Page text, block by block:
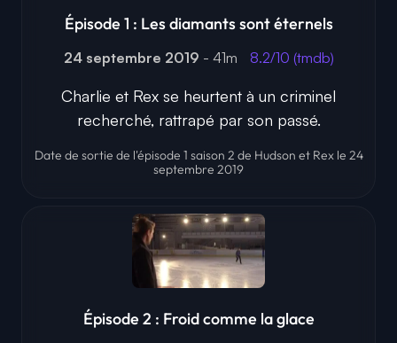
Épisode 1 : Les diamants sont éternels
24 septembre 2019 - 41m 8.2/10 (tmdb)
Charlie et Rex se heurtent à un criminel
recherché, rattrapé par son passé.
Date de sortie de l'épisode 1 saison 2 de Hudson et Rex le 24
septembre 2019
Épisode 2 : Froid comme la glace